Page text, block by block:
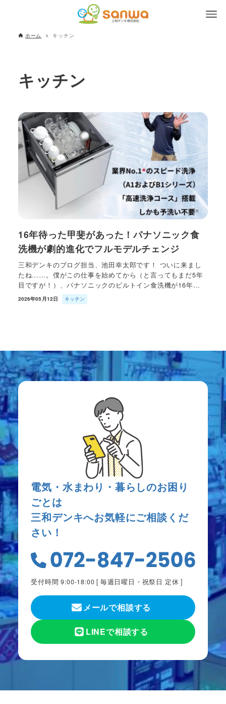
ホーム キッチン
キッチン
16年待った甲斐があった！パナソニック食
洗機が劇的進化でフルモデルチェンジ
三和デンキのブログ担当、池田幸太郎です！ ついに来まし
たね……。僕がこの仕事を始めてから（と言ってもまだ5年
目ですが！）、パナソニックのビルトイン食洗機が16年…
2026年05月12日 キッチン
電気・水まわり・暮らしのお困り
ごとは
三和デンキへお気軽にご相談くだ
さい！
受付時間 9:00-18:00 [ 毎週日曜日・祝祭日 定休 ]
メールで相談する
LINEで相談する